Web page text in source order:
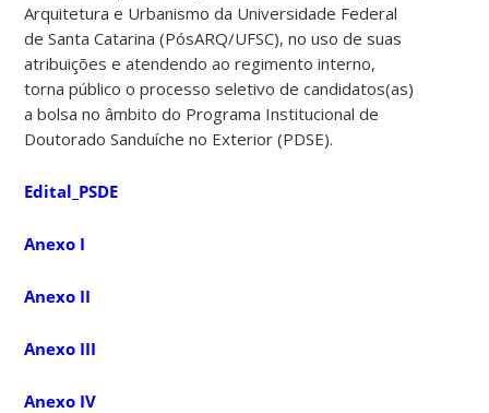
Arquitetura e Urbanismo da Universidade Federal
de Santa Catarina (PósARQ/UFSC), no uso de suas
atribuições e atendendo ao regimento interno,
torna público o processo seletivo de candidatos(as)
a bolsa no âmbito do Programa Institucional de
Doutorado Sanduíche no Exterior (PDSE).
Edital_PSDE
Anexo I
Anexo II
Anexo III
Anexo IV